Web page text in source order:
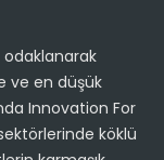
ve en düşük
Innovation For
köklü